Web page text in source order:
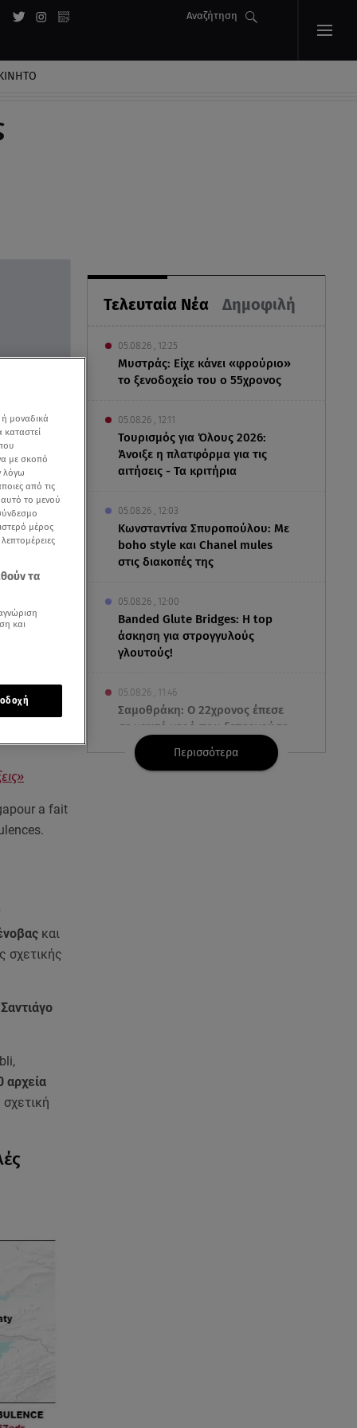
Αναζήτηση
Τελευταία Νέα Δημοφιλή
05.08.26 , 12:25
Μυστράς: Είχε κάνει «φρούριο»
το ξενοδοχείο του ο 55χρονος
05.08.26 , 12:11
Τουρισμός για Όλους 2026:
Άνοιξε η πλατφόρμα για τις
αιτήσεις - Τα κριτήρια
05.08.26 , 12:03
Κωνσταντίνα Σπυροπούλου: Με
boho style και Chanel mules
στις διακοπές της
05.08.26 , 12:00
Banded Glute Bridges: Η top
άσκηση για στρογγυλούς
γλουτούς!
05.08.26 , 11:46
Σαμοθράκη: Ο 22χρονος έπεσε
σε καυτό νερό που ξεπερνούσε
τους 60°C
Περισσότερα
a fait
και
σχετικής
Σαντιάγο
αρχεία
μοναδικά
με σκοπό
λόγω
από τις
αυτό το μενού
μέρος
τα
και